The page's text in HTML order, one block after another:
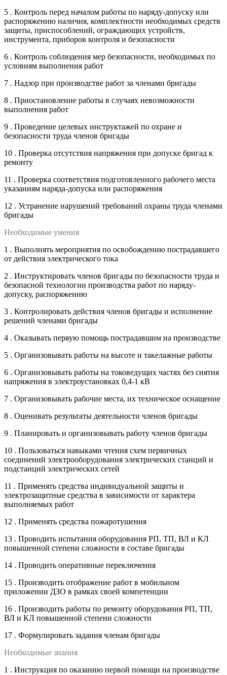
5 . Контроль перед началом работы по наряду-допуску или
распоряжению наличия, комплектности необходимых средств
защиты, приспособлений, ограждающих устройств,
инструмента, приборов контроля и безопасности
6 . Контроль соблюдения мер безопасности, необходимых по
условиям выполнения работ
7 . Надзор при производстве работ за членами бригады
8 . Приостановление работы в случаях невозможности
выполнения работ
9 . Проведение целевых инструктажей по охране и
безопасности труда членов бригады
10 . Проверка отсутствия напряжения при допуске бригад к
ремонту
11 . Проверка соответствия подготовленного рабочего места
указаниям наряда-допуска или распоряжения
12 . Устранение нарушений требований охраны труда членами
бригады
Необходимые умения
1 . Выполнять мероприятия по освобождению пострадавшего
от действия электрического тока
2 . Инструктировать членов бригады по безопасности труда и
безопасной технологии производства работ по наряду-
допуску, распоряжению
3 . Контролировать действия членов бригады и исполнение
решений членами бригады
4 . Оказывать первую помощь пострадавшим на производстве
5 . Организовывать работы на высоте и такелажные работы
6 . Организовывать работы на токоведущих частях без снятия
напряжения в электроустановках 0,4-1 кВ
7 . Организовывать рабочие места, их техническое оснащение
8 . Оценивать результаты деятельности членов бригады
9 . Планировать и организовывать работу членов бригады
10 . Пользоваться навыками чтения схем первичных
соединений электрооборудования электрических станций и
подстанций электрических сетей
11 . Применять средства индивидуальной защиты и
электрозащитные средства в зависимости от характера
выполняемых работ
12 . Применять средства пожаротушения
13 . Проводить испытания оборудования РП, ТП, ВЛ и КЛ
повышенной степени сложности в составе бригады
14 . Проводить оперативные переключения
15 . Производить отображение работ в мобильном
приложении ДЗО в рамках своей компетенции
16 . Производить работы по ремонту оборудования РП, ТП,
ВЛ и КЛ повышенной степени сложности
17 . Формулировать задания членам бригады
Необходимые знания
1 . Инструкция по оказанию первой помощи на производстве